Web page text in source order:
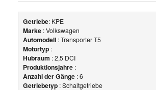
Getriebe: KPE
Marke : Volkswagen
Automodell : Transporter T5
Motortyp :
Hubraum : 2,5 DCI
Produktionsjahre :
Anzahl der Gänge : 6
Getriebetyp : Schaltgetriebe